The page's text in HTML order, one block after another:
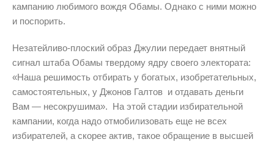
кампанию любимого вождя Обамы. Однако с ними можно
и поспорить.
Незатейливо-плоский образ Джулии передает внятный
сигнал штаба Обамы твердому ядру своего электората:
«Наша решимость отбирать у богатых, изобретательных,
самостоятельных, у Джонов Галтов и отдавать деньги
Вам — несокрушима». На этой стадии избирательной
кампании, когда надо отмобилизовать еще не всех
избирателей, а скорее актив, такое обращение в высшей